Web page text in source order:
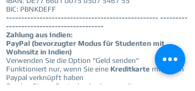
BIC: PBNKDEFF
-------------------------------------------------- ---------
--------------------------------
Zahlung aus Indien:
PayPal (bevorzugter Modus für Studenten mit
Wohnsitz in Indien)
Verwenden Sie die Option "Geld senden"
Funktioniert nur, wenn Sie eine Kreditkarte mit Ihrem
Paypal verknüpft haben
Senden Sie an: Paatashaaley.ka@gmail.com